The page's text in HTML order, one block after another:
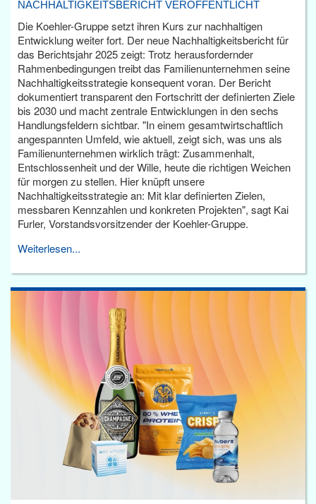
NACHHALTIGKEITSBERICHT VERÖFFENTLICHT
Die Koehler-Gruppe setzt ihren Kurs zur nachhaltigen
Entwicklung weiter fort. Der neue Nachhaltigkeitsbericht für
das Berichtsjahr 2025 zeigt: Trotz herausfordernder
Rahmenbedingungen treibt das Familienunternehmen seine
Nachhaltigkeitsstrategie konsequent voran. Der Bericht
dokumentiert transparent den Fortschritt der definierten Ziele
bis 2030 und macht zentrale Entwicklungen in den sechs
Handlungsfeldern sichtbar. "In einem gesamtwirtschaftlich
angespannten Umfeld, wie aktuell, zeigt sich, was uns als
Familienunternehmen wirklich trägt: Zusammenhalt,
Entschlossenheit und der Wille, heute die richtigen Weichen
für morgen zu stellen. Hier knüpft unsere
Nachhaltigkeitsstrategie an: Mit klar definierten Zielen,
messbaren Kennzahlen und konkreten Projekten", sagt Kai
Furler, Vorstandsvorsitzender der Koehler-Gruppe.
Weiterlesen...